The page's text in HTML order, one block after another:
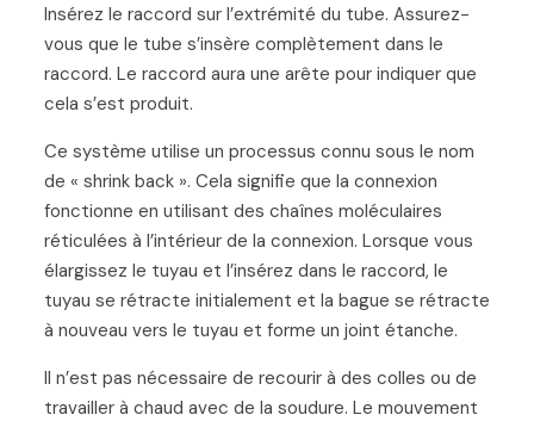
Insérez le raccord sur l’extrémité du tube. Assurez-
vous que le tube s’insère complètement dans le
raccord. Le raccord aura une arête pour indiquer que
cela s’est produit.
Ce système utilise un processus connu sous le nom
de « shrink back ». Cela signifie que la connexion
fonctionne en utilisant des chaînes moléculaires
réticulées à l’intérieur de la connexion. Lorsque vous
élargissez le tuyau et l’insérez dans le raccord, le
tuyau se rétracte initialement et la bague se rétracte
à nouveau vers le tuyau et forme un joint étanche.
Il n’est pas nécessaire de recourir à des colles ou de
travailler à chaud avec de la soudure. Le mouvement